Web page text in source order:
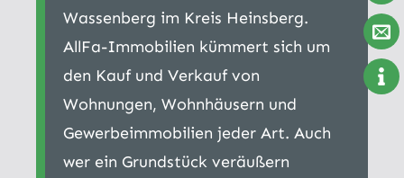
Wassenberg im Kreis Heinsberg.
AllFa-Immobilien kümmert sich um
den Kauf und Verkauf von
Wohnungen, Wohnhäusern und
Gewerbeimmobilien jeder Art. Auch
wer ein Grundstück veräußern